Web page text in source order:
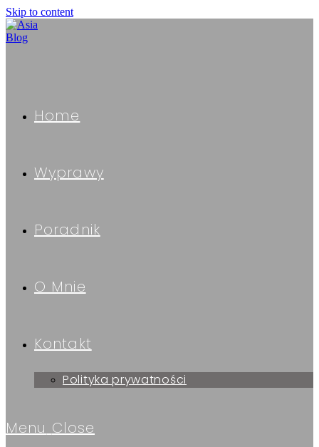
Skip to content
Home
Wyprawy
Poradnik
O Mnie
Kontakt
Polityka prywatności
Menu Close